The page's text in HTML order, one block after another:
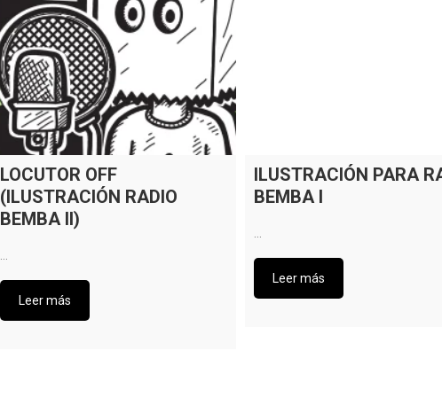
LOCUTOR OFF
(ILUSTRACIÓN RADIO
BEMBA II)
Leer más
ILUSTRACIÓN PARA
BEMBA I
Leer más